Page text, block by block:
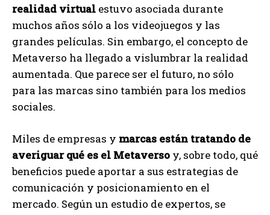
realidad virtual estuvo asociada durante
muchos años sólo a los videojuegos y las
grandes películas. Sin embargo, el concepto de
Metaverso ha llegado a vislumbrar la realidad
aumentada. Que parece ser el futuro, no sólo
para las marcas sino también para los medios
sociales.
Miles de empresas y marcas están tratando de
averiguar qué es el Metaverso y, sobre todo, qué
beneficios puede aportar a sus estrategias de
comunicación y posicionamiento en el
mercado. Según un estudio de expertos, se